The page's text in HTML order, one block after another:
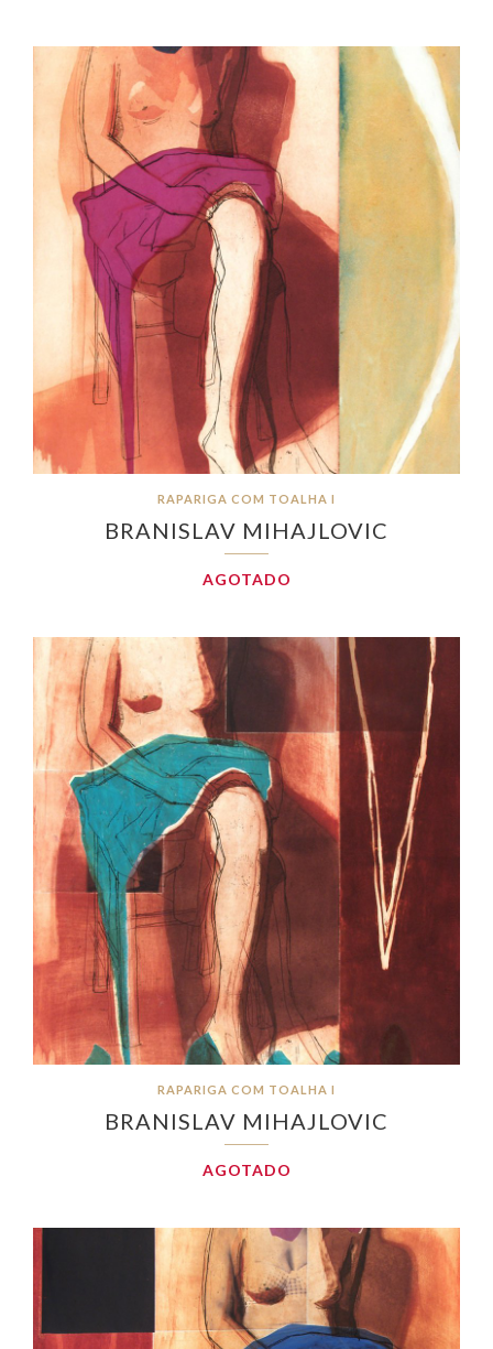
RAPARIGA COM TOALHA I
BRANISLAV MIHAJLOVIC
AGOTADO
RAPARIGA COM TOALHA I
BRANISLAV MIHAJLOVIC
AGOTADO